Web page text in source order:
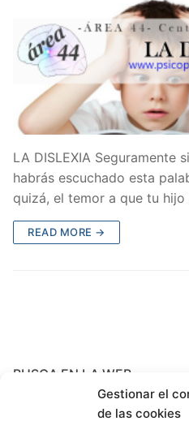
Gestionar el
de las cookies
LA DISLEXIA Seguramente
habrás escuchado esta
quizá, el temor a que tu
READ MORE →
BUSCA EN LA WEB